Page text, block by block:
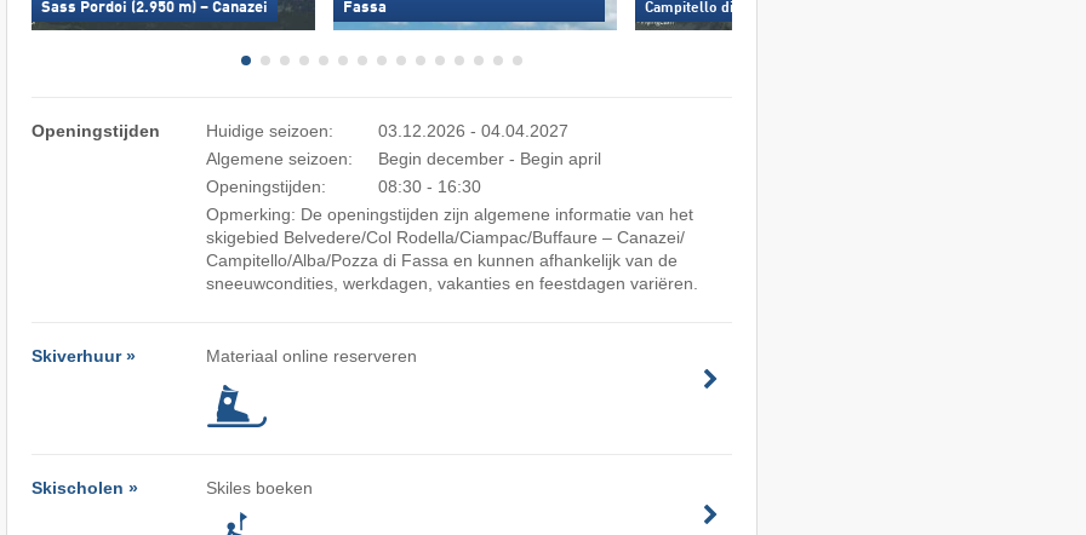
Sass Pordoi (2.950 m) – Canazei
Fassa
Campitello di Fassa
Openingstijden Huidige seizoen:
03.12.2026 - 04.04.2027
Algemene seizoen:
Begin december - Begin april
Openingstijden:
08:30 - 16:30
Opmerking: De openingstijden zijn algemene informatie van het
skigebied Belvedere/​Col Rodella/​Ciampac/​Buffaure – Canazei/​
Campitello/​Alba/​Pozza di Fassa en kunnen afhankelijk van de
sneeuwcondities, werkdagen, vakanties en feestdagen variëren.
Skiverhuur » Materiaal online reserveren
Skischolen » Skiles boeken